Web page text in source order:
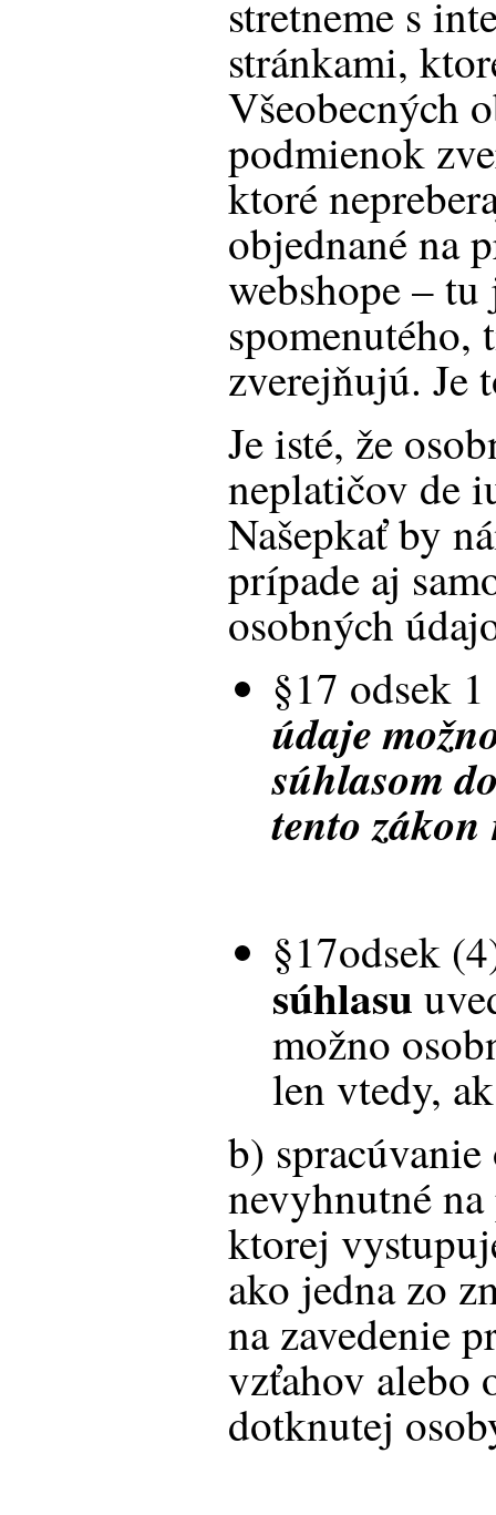
stretneme s
stránkami,
Všeobecných
podmienok
ktoré
objednané na
webshope –
spomenutého,
zverejňujú. Je
Je isté, že
neplatičov de
Našepkať by
prípade aj
osobných
§17 odsek
údaje
súhlasom
tento
§17odsek
súhlasu
možno
len vtedy,
b)
nevyhnutné
ktorej
ako jedna zo
na zavedenie
vzťahov alebo
dotknutej